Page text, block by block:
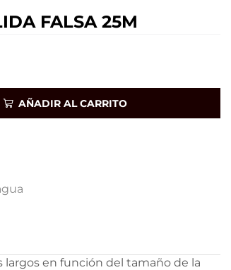
FALSA 25M
AÑADIR AL CARRITO
en función del tamaño de la